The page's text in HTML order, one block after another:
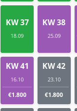
KW 37
18.09
KW 38
25.09
KW 41
16.10
€1.800
KW 42
23.10
€1.800